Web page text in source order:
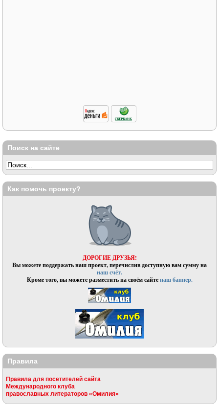
Поиск на сайте
Как помочь проекту?
ДОРОГИЕ ДРУЗЬЯ!
Вы можете поддержать наш проект, перечислив доступную вам сумму на
наш счёт.
Кроме того, вы можете разместить на своём сайтенаш баннер.
Правила
Правила для посетителей сайта
Международного клуба
православных литераторов «Омилия»